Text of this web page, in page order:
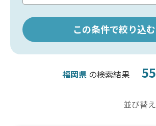
この条件で絞り込む
福岡県 の検索結果 55
並び替え